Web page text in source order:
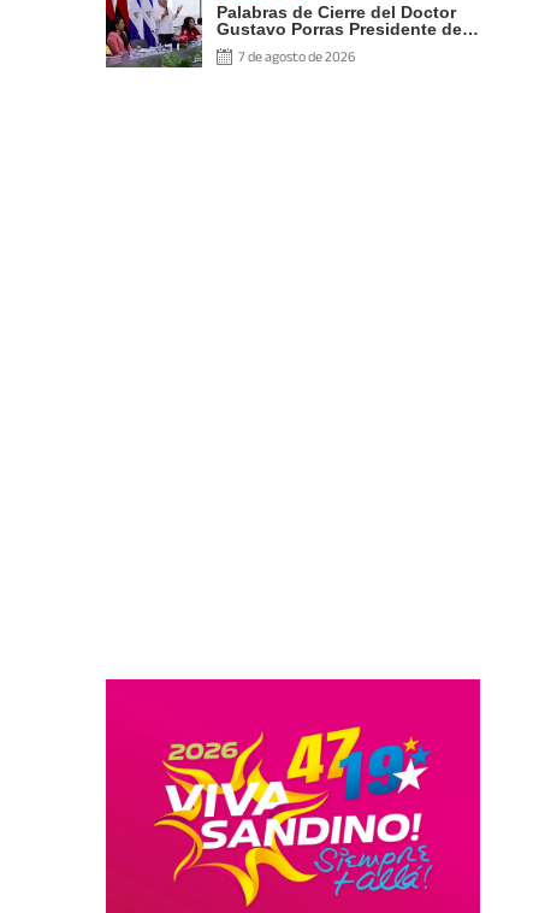
Palabras de Cierre del Doctor
Gustavo Porras Presidente de
la Asamblea Nacional de
Nicaragua
7 de agosto de 2026